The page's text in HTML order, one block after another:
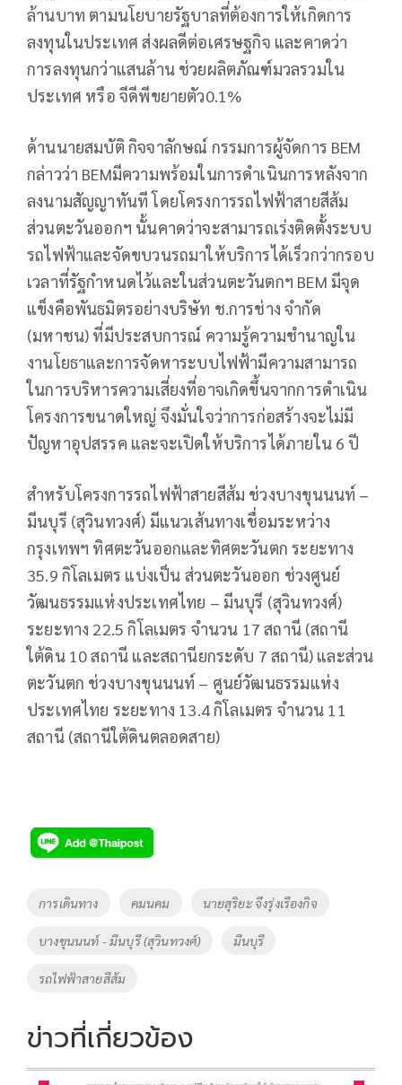
ล้านบาท ตามนโยบาย​รัฐบาลที่ต้องการให้เกิดการ
ลงทุนในประเทศ ส่งผลดีต่อเศรษฐกิจ​ และคาดว่า
การลงทุนกว่าแสนล้าน ช่วยผลิตภัณฑ์มวลรวมใน
ประเทศ หรือ จีดีพีขยายตัว0.1%
ด้านนายสมบัติ กิจจาลักษณ์ กรรมการผู้จัดการ BEM
กล่าวว่า BEMมีความพร้อมในการดำเนินการหลังจาก
ลงนามสัญญาทันที โดยโครงการรถไฟฟ้าสายสีส้ม
ส่วนตะวันออกฯ นั้นคาดว่าจะสามารถเร่งติดตั้งระบบ
รถไฟฟ้าและจัดขบวนรถมาให้บริการได้เร็วกว่ากรอบ
เวลาที่รัฐกำหนดไว้และในส่วนตะวันตกฯ BEM มีจุด
แข็งคือพันธมิตรอย่างบริษัท ช.การช่าง จำกัด
(มหาชน) ที่มีประสบการณ์ ความรู้ความชำนาญใน
งานโยธาและการจัดหาระบบไฟฟ้ามีความสามารถ
ในการบริหารความเสี่ยงที่อาจเกิดขึ้นจากการดำเนิน
โครงการขนาดใหญ่ จึงมั่นใจว่าการก่อสร้างจะไม่มี
ปัญหาอุปสรรค และจะเปิดให้บริการได้ภายใน 6 ปี
สำหรับโครงการรถไฟฟ้าสายสีส้ม ช่วงบางขุนนนท์ –
มีนบุรี (สุวินทวงศ์) มีแนวเส้นทางเชื่อมระหว่าง
กรุงเทพฯ ทิศตะวันออกและทิศตะวันตก ระยะทาง
35.9 กิโลเมตร แบ่งเป็น ส่วนตะวันออก ช่วงศูนย์
วัฒนธรรมแห่งประเทศไทย – มีนบุรี (สุวินทวงศ์)
ระยะทาง 22.5 กิโลเมตร จำนวน 17 สถานี (สถานี
ใต้ดิน 10 สถานี และสถานียกระดับ 7 สถานี) และส่วน
ตะวันตก ช่วงบางขุนนนท์ – ศูนย์วัฒนธรรมแห่ง
ประเทศไทย ระยะทาง 13.4 กิโลเมตร จำนวน 11
สถานี (สถานีใต้ดินตลอดสาย)
Tags
การเดินทาง คมนคม นายสุริยะ จึงรุ่งเรืองกิจ
บางขุนนนท์ - มีนบุรี (สุวินทวงศ์) มีนบุรี
รถไฟฟ้าสายสีส้ม
ข่าวที่เกี่ยวข้อง